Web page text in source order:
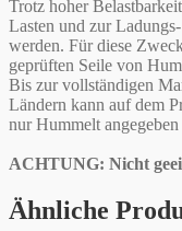
Trotz hoher
Lasten und zur
werden. Für diese
geprüften Seile von
Bis zur vollständigen
Ländern kann auf dem
nur Hummelt angegeben
ACHTUNG: Nicht
Ähnliche